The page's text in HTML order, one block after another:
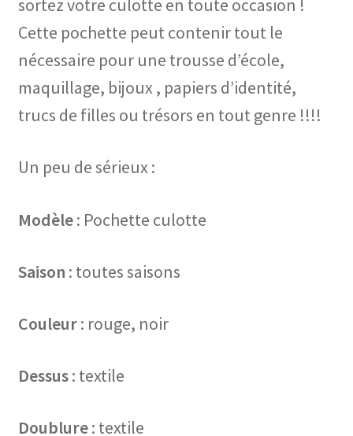
sortez votre culotte en toute occasion !
Cette pochette peut contenir tout le
nécessaire pour une trousse d’école,
maquillage, bijoux , papiers d’identité,
trucs de filles ou trésors en tout genre !!!!
Un peu de sérieux :
Modèle: Pochette culotte
Saison : toutes saisons
Couleur: rouge, noir
Dessus: textile
Doublure: textile